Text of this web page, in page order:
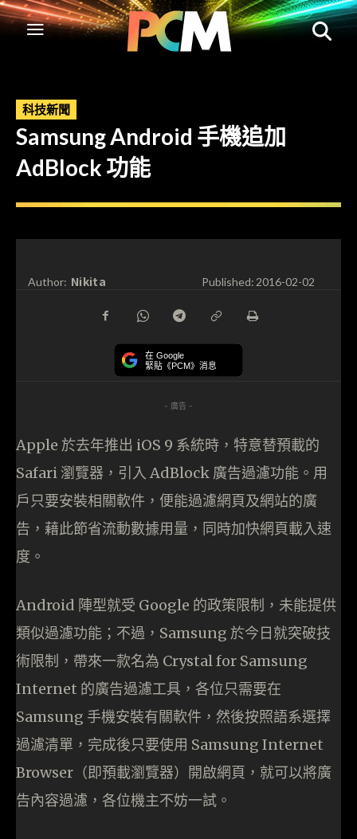
科技新聞
Samsung Android 手機追加
AdBlock 功能
Author: Nikita Published:2016-02-02
在 Google
緊貼《PCM》消息
- 廣告 -
Apple 於去年推出 iOS 9 系統時，特意替預載的
Safari 瀏覽器，引入 AdBlock 廣告過濾功能。用
戶只要安裝相關軟件，便能過濾網頁及網站的廣
告，藉此節省流動數據用量，同時加快網頁載入速
度。
Android 陣型就受 Google 的政策限制，未能提供
類似過濾功能；不過，Samsung 於今日就突破技
術限制，帶來一款名為 Crystal for Samsung
Internet 的廣告過濾工具，各位只需要在
Samsung 手機安裝有關軟件，然後按照語系選擇
過濾清單，完成後只要使用 Samsung Internet
Browser（即預載瀏覽器）開啟網頁，就可以將廣
告內容過濾，各位機主不妨一試。